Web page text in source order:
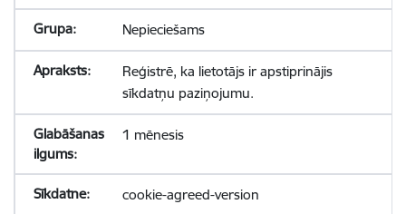
Nepieciešams
Reģistrē, ka lietotājs ir apstiprinājis
sīkdatņu paziņojumu.
1 mēnesis
cookie-agreed-version